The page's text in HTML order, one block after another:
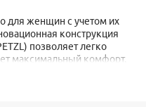
для женщин с учетом их
конструкция
позволяет легко
максимальный комфорт.
подвесной